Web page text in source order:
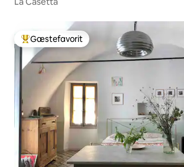
Bedste gæstefavorit
Gæstefavorit